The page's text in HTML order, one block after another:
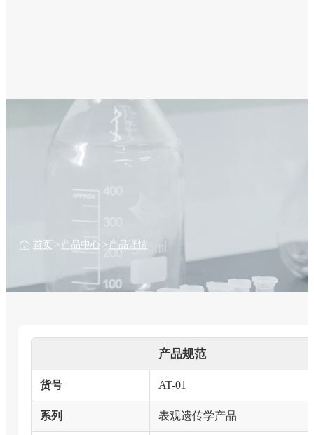
首页 > 产品中心 > 产品详情
产品规范
货号 AT-01
系列 表观遗传学产品